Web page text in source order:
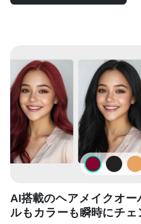
AI搭載のヘアメイクオー
ルもカラーも瞬時にチェ